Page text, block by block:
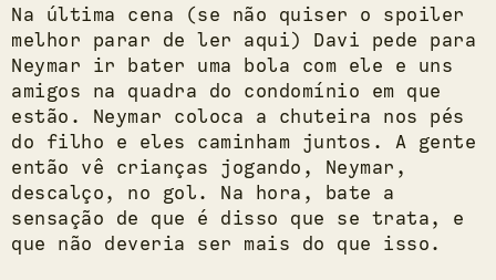
Na última cena (se não quiser o spoiler
melhor parar de ler aqui) Davi pede para
Neymar ir bater uma bola com ele e uns
amigos na quadra do condomínio em que
estão. Neymar coloca a chuteira nos pés
do filho e eles caminham juntos. A gente
então vê crianças jogando, Neymar,
descalço, no gol. Na hora, bate a
sensação de que é disso que se trata, e
que não deveria ser mais do que isso.